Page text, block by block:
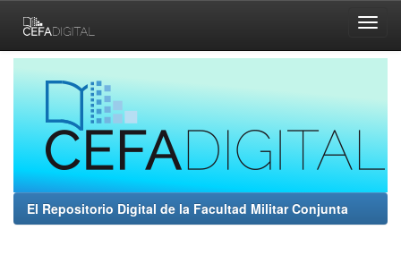
navigation
El Repositorio Digital de la Facultad Militar Conjunta